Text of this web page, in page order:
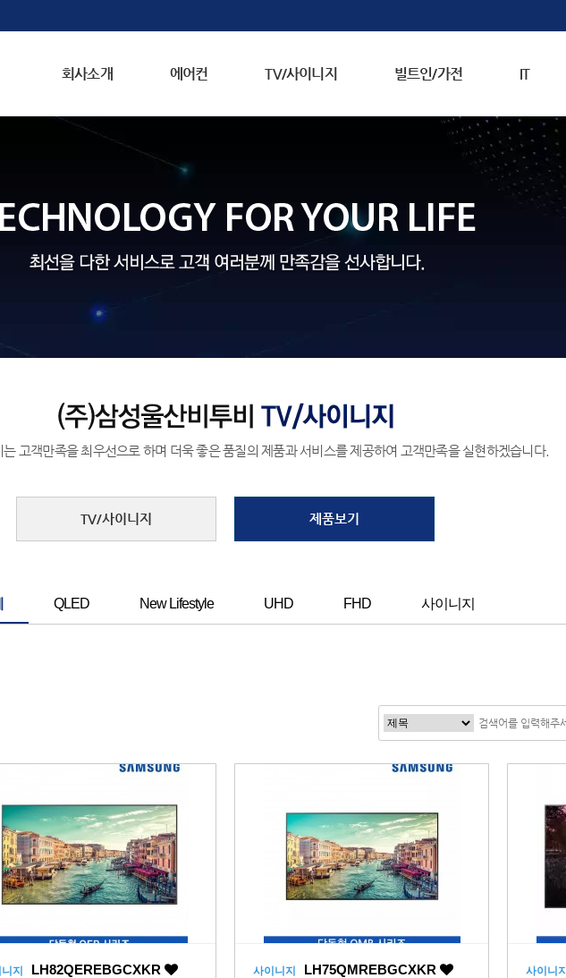
회사소개 에어컨 TV/사이니지 빌트인/가전 IT
고객만족을 최우선으로 하며 더욱 좋은 품질의 제품과 서비스를 제공하여 고객만족을 실현하겠습니다.
TV/사이니지 제품보기
QLED New Lifestyle UHD FHD 사이니지
지 LH82QEREBGCXKR 사이니지 LH75QMREBGCXKR 사이니지